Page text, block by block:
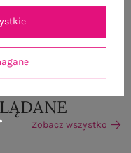
Zobacz wszystko